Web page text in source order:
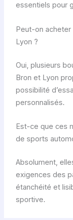
essentiels pour
Peut-on acheter
Lyon ?
Oui, plusieurs
Bron et Lyon
possibilité
personnalisés.
Est-ce que ces
de sports
Absolument,
exigences des
étanchéité et
sportive.